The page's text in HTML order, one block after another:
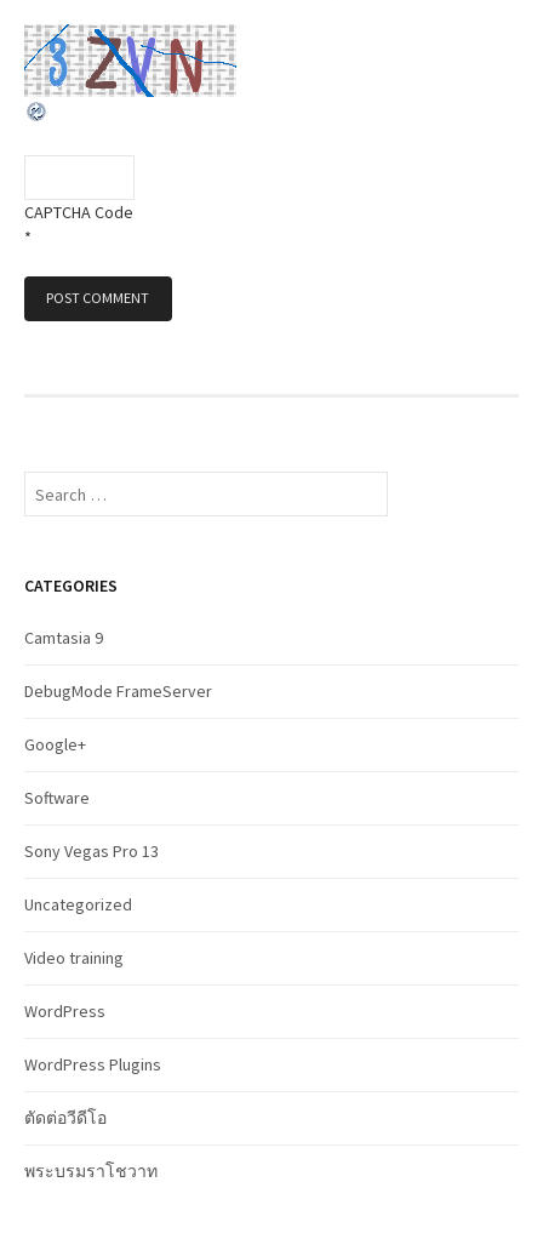
CAPTCHA Code
*
S
c
f
r
CATEGORIES
Camtasia 9
DebugMode FrameServer
Google+
Software
Sony Vegas Pro 13
Uncategorized
Video training
WordPress
WordPress Plugins
ตัดต่อวีดีโอ
พระบรมราโชวาท